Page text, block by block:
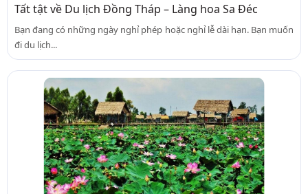
Tất tật về Du lịch Đồng Tháp – Làng hoa Sa Đéc
Bạn đang có những ngày nghỉ phép hoặc nghỉ lễ dài hạn. Bạn muốn
đi du lịch...